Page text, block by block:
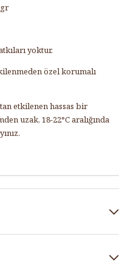
yoktur.
özel korumalı
etkilenen hassas bir
uzak, 18-22°C aralığında